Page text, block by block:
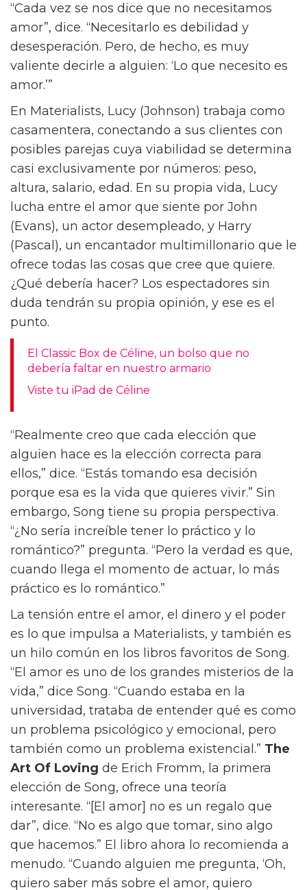
“Cada vez se nos dice que no necesitamos
amor”, dice. “Necesitarlo es debilidad y
desesperación. Pero, de hecho, es muy
valiente decirle a alguien: ‘Lo que necesito es
amor.’”
En Materialists, Lucy (Johnson) trabaja como
casamentera, conectando a sus clientes con
posibles parejas cuya viabilidad se determina
casi exclusivamente por números: peso,
altura, salario, edad. En su propia vida, Lucy
lucha entre el amor que siente por John
(Evans), un actor desempleado, y Harry
(Pascal), un encantador multimillonario que le
ofrece todas las cosas que cree que quiere.
¿Qué debería hacer? Los espectadores sin
duda tendrán su propia opinión, y ese es el
punto.
El Classic Box de Céline, un bolso que no
debería faltar en nuestro armario
Viste tu iPad de Céline
“Realmente creo que cada elección que
alguien hace es la elección correcta para
ellos,” dice. “Estás tomando esa decisión
porque esa es la vida que quieres vivir.” Sin
embargo, Song tiene su propia perspectiva.
“¿No sería increíble tener lo práctico y lo
romántico?” pregunta. “Pero la verdad es que,
cuando llega el momento de actuar, lo más
práctico es lo romántico.”
La tensión entre el amor, el dinero y el poder
es lo que impulsa a Materialists, y también es
un hilo común en los libros favoritos de Song.
“El amor es uno de los grandes misterios de la
vida,” dice Song. “Cuando estaba en la
universidad, trataba de entender qué es como
un problema psicológico y emocional, pero
también como un problema existencial.” The
Art Of Loving de Erich Fromm, la primera
elección de Song, ofrece una teoría
interesante. “[El amor] no es un regalo que
dar”, dice. “No es algo que tomar, sino algo
que hacemos.” El libro ahora lo recomienda a
menudo. “Cuando alguien me pregunta, ‘Oh,
quiero saber más sobre el amor, quiero